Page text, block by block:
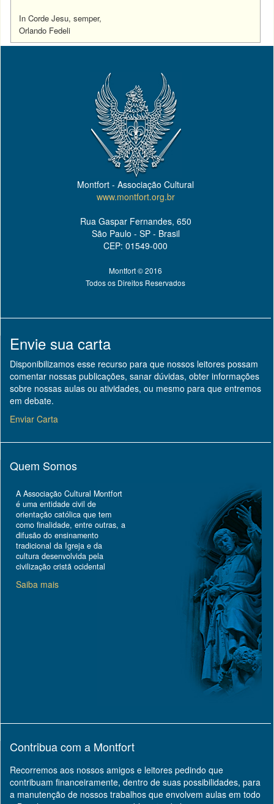
In Corde Jesu, semper,
Orlando Fedeli
Montfort - Associação Cultural
www.montfort.org.br
Rua Gaspar Fernandes, 650
São Paulo - SP - Brasil
CEP: 01549-000
Montfort © 2016
Todos os Direitos Reservados
Envie sua carta
Disponibilizamos esse recurso para que nossos leitores possam
comentar nossas publicações, sanar dúvidas, obter informações
sobre nossas aulas ou atividades, ou mesmo para que entremos
em debate.
Enviar Carta
Quem Somos
A Associação Cultural Montfort
é uma entidade civil de
orientação católica que tem
como finalidade, entre outras, a
difusão do ensinamento
tradicional da Igreja e da
cultura desenvolvida pela
civilização cristã ocidental
Saiba mais
Contribua com a Montfort
Recorremos aos nossos amigos e leitores pedindo que
contribuam financeiramente, dentro de suas possibilidades, para
a manutenção de nossos trabalhos que envolvem aulas em todo